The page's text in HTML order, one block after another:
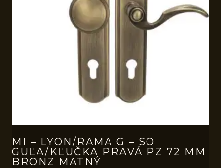
MI – LYON/RAMA G – SO
GUĽA/KĽUČKA PRAVÁ PZ 72 MM
BRONZ MATNÝ